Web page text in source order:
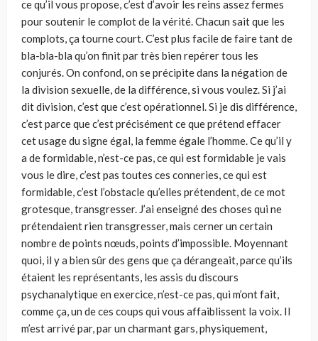
ce qu’il vous propose, c’est d’avoir les reins assez fermes
pour soutenir le complot de la vérité. Chacun sait que les
complots, ça tourne court. C’est plus facile de faire tant de
bla-bla-bla qu’on finit par très bien repérer tous les
conjurés. On confond, on se précipite dans la négation de
la division sexuelle, de la différence, si vous voulez. Si j’ai
dit division, c’est que c’est opérationnel. Si je dis différence,
c’est parce que c’est précisément ce que prétend effacer
cet usage du signe égal, la femme égale l’homme. Ce qu’il y
a de formidable, n’est-ce pas, ce qui est formidable je vais
vous le dire, c’est pas toutes ces conneries, ce qui est
formidable, c’est l’obstacle qu’elles prétendent, de ce mot
grotesque, transgresser. J’ai enseigné des choses qui ne
prétendaient rien transgresser, mais cerner un certain
nombre de points nœuds, points d’impossible. Moyennant
quoi, il y a bien sûr des gens que ça dérangeait, parce qu’ils
étaient les représentants, les assis du discours
psychanalytique en exercice, n’est-ce pas, qui m’ont fait,
comme ça, un de ces coups qui vous affaiblissent la voix. Il
m’est arrivé par, par un charmant gars, physiquement,